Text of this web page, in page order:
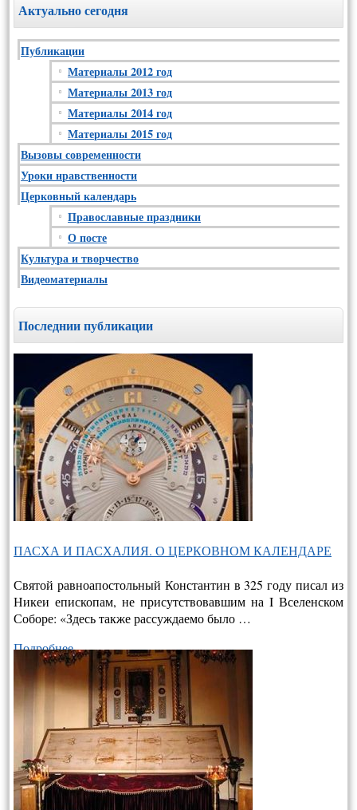
Актуально сегодня
Публикации
Материалы 2012 год
Материалы 2013 год
Материалы 2014 год
Материалы 2015 год
Вызовы современности
Уроки нравственности
Церковный календарь
Православные праздники
О посте
Культура и творчество
Видеоматериалы
Последнии публикации
ПАСХА И ПАСХАЛИЯ. О ЦЕРКОВНОМ КАЛЕНДАРЕ
Святой равноапостольный Константин в 325 году писал из
Никеи епископам, не присутствовавшим на I Вселенском
Соборе: «Здесь также рассуждаемо было …
Подробнее…